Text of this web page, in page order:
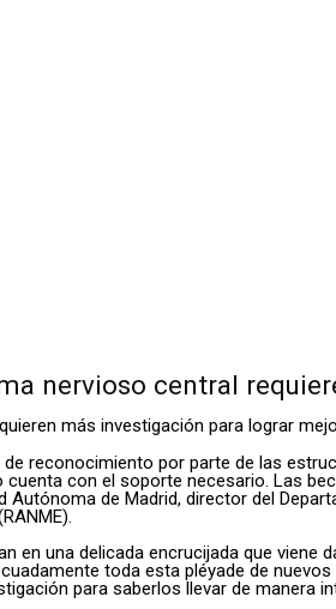
nervioso central
reconocimiento por parte de las
con el soporte necesario. Las
de Madrid, director del
en una delicada encrucijada que
toda esta pléyade de
para saberlos llevar de manera